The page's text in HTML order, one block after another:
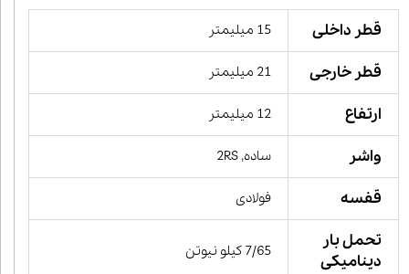
قطر داخلی 15 میلیمتر
قطر خارجی 21 میلیمتر
ارتفاع 12 میلیمتر
واشر ساده, 2RS
قفسه فولادی
تحمل بار
دینامیکی
7/65 کیلو نیوتن